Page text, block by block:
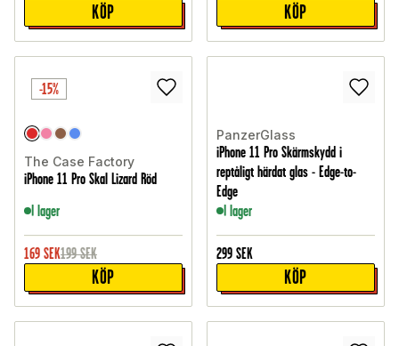
KÖP KÖP
-15%
The Case Factory
iPhone 11 Pro Skal Lizard Röd
I lager
169 SEK199 SEK
KÖP
PanzerGlass
iPhone 11 Pro Skärmskydd i
reptåligt härdat glas - Edge-to-
Edge
I lager
299 SEK
KÖP